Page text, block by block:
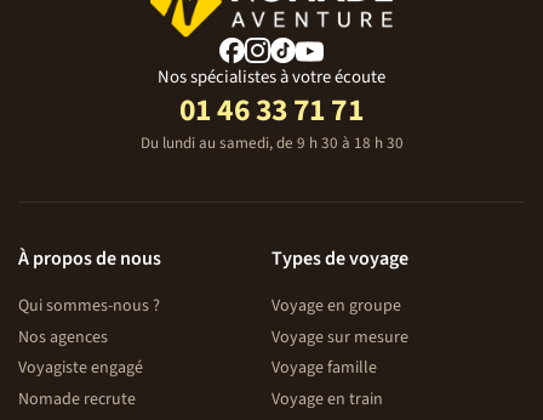
Nos spécialistes à votre écoute
01 46 33 71 71
Du lundi au samedi, de 9 h 30 à 18 h 30
À propos de nous
Qui sommes-nous ?
Nos agences
Voyagiste engagé
Nomade recrute
Types de voyage
Voyage en groupe
Voyage sur mesure
Voyage famille
Voyage en train